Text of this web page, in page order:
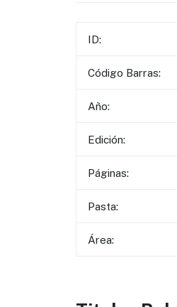
ID:
Código Barras:
Año:
Edición:
Páginas:
Pasta:
Área: